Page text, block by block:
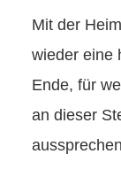
Mit der
wieder eine
Ende, für
an dieser